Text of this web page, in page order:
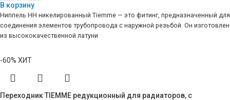
В корзину
Ниппель HH никелированный Tiemme — это фитинг, предназначенный для
соединения элементов трубопровода с наружной резьбой. Он изготовлен
из высококачественной латуни
-60% ХИТ
Переходник TIEMME редукционный для радиаторов, с